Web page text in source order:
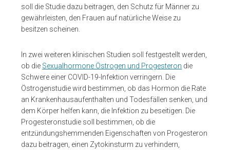
soll die Studie dazu beitragen, den Schutz für Männer zu
gewährleisten, den Frauen auf natürliche Weise zu
besitzen scheinen.
In zwei weiteren klinischen Studien soll festgestellt werden,
ob die Sexualhormone Östrogen und Progesteron die
Schwere einer COVID-19-Infektion verringern. Die
Östrogenstudie wird bestimmen, ob das Hormon die Rate
an Krankenhausaufenthalten und Todesfällen senken, und
dem Körper helfen kann, die Infektion zu beseitigen. Die
Progesteronstudie soll bestimmen, ob die
entzündungshemmenden Eigenschaften von Progesteron
dazu beitragen, einen Zytokinsturm zu verhindern,